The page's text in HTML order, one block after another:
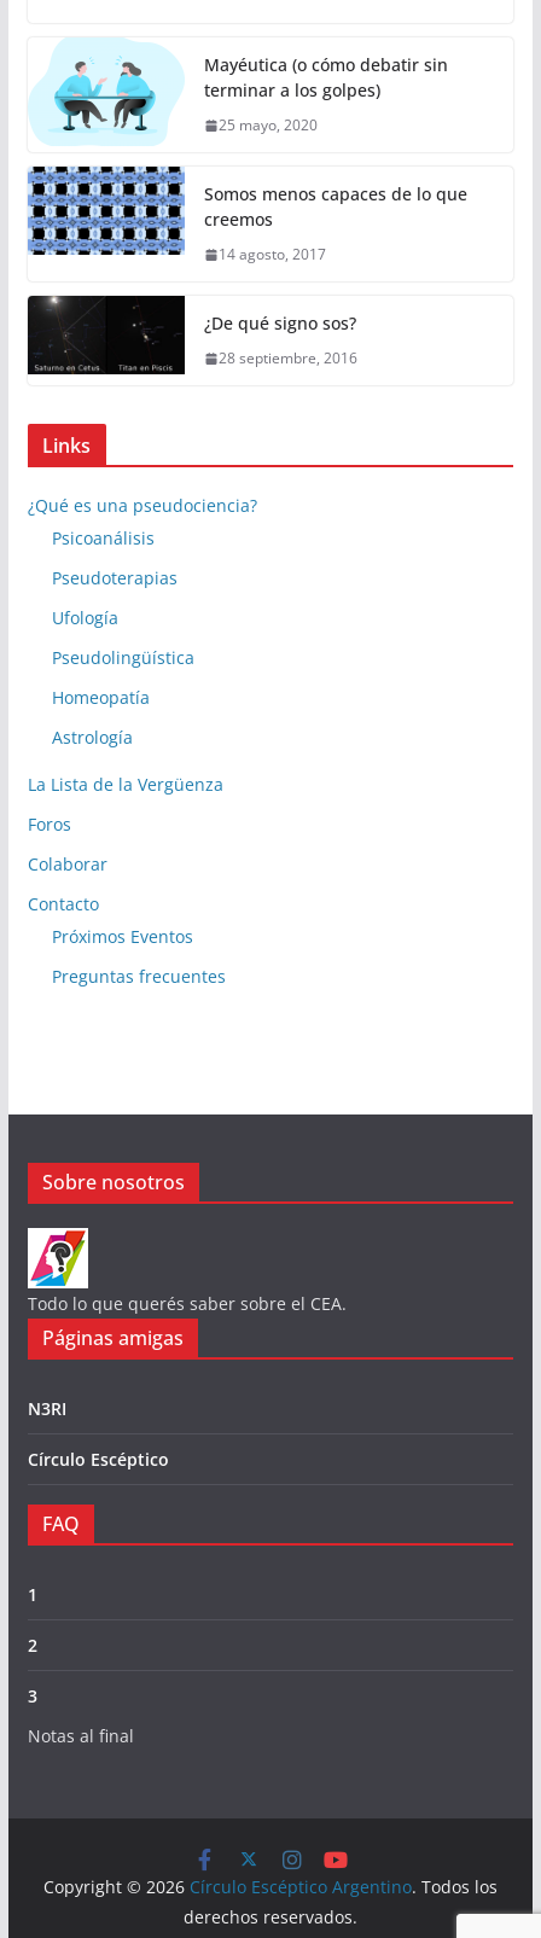
Mayéutica (o cómo debatir sin
terminar a los golpes)
25 mayo, 2020
Somos menos capaces de lo que
creemos
14 agosto, 2017
¿De qué signo sos?
28 septiembre, 2016
Links
¿Qué es una pseudociencia?
Psicoanálisis
Pseudoterapias
Ufología
Pseudolingüística
Homeopatía
Astrología
La Lista de la Vergüenza
Foros
Colaborar
Contacto
Próximos Eventos
Preguntas frecuentes
Sobre nosotros
Todo lo que querés saber sobre el CEA.
Páginas amigas
N3RI
Círculo Escéptico
FAQ
1
2
3
Notas al final
Copyright © 2026 Círculo Escéptico Argentino. Todos los
derechos reservados.